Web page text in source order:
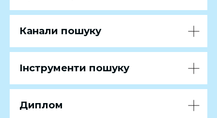
Канали пошуку
Інструменти пошуку
Диплом